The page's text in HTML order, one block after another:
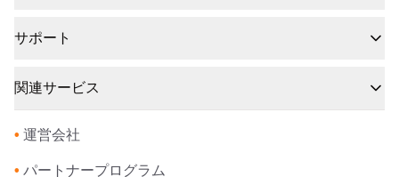
サポート
関連サービス
• 運営会社
• パートナープログラム